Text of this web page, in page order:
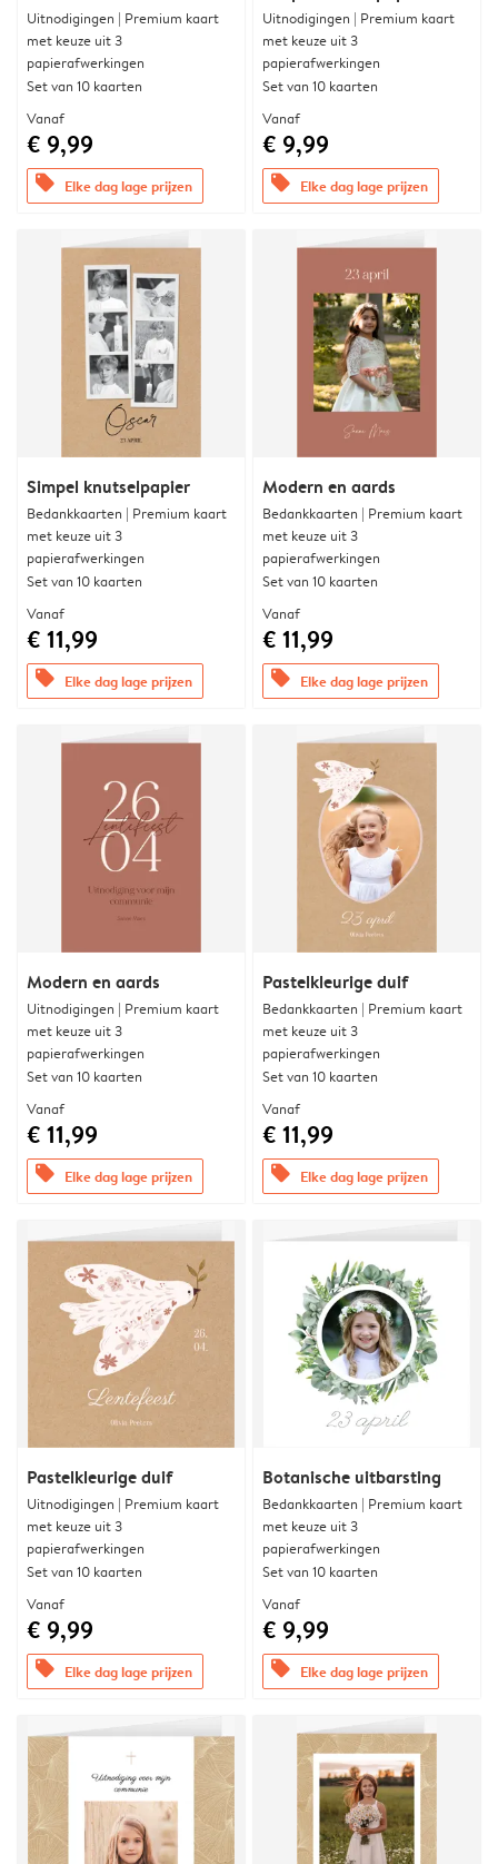
Uitnodigingen | Premium kaart
met keuze uit 3
papierafwerkingen
Set van 10 kaarten
Vanaf
€ 9,99
offers Elke dag lage prijzen
Uitnodigingen | Premium kaart
met keuze uit 3
papierafwerkingen
Set van 10 kaarten
Vanaf
€ 9,99
offers Elke dag lage prijzen
Simpel knutselpapier
Bedankkaarten | Premium kaart
met keuze uit 3
papierafwerkingen
Set van 10 kaarten
Vanaf
€ 11,99
offers Elke dag lage prijzen
Modern en aards
Bedankkaarten | Premium kaart
met keuze uit 3
papierafwerkingen
Set van 10 kaarten
Vanaf
€ 11,99
offers Elke dag lage prijzen
Modern en aards
Uitnodigingen | Premium kaart
met keuze uit 3
papierafwerkingen
Set van 10 kaarten
Vanaf
€ 11,99
offers Elke dag lage prijzen
Pastelkleurige duif
Bedankkaarten | Premium kaart
met keuze uit 3
papierafwerkingen
Set van 10 kaarten
Vanaf
€ 11,99
offers Elke dag lage prijzen
Pastelkleurige duif
Uitnodigingen | Premium kaart
met keuze uit 3
papierafwerkingen
Set van 10 kaarten
Vanaf
€ 9,99
offers Elke dag lage prijzen
Botanische uitbarsting
Bedankkaarten | Premium kaart
met keuze uit 3
papierafwerkingen
Set van 10 kaarten
Vanaf
€ 9,99
offers Elke dag lage prijzen